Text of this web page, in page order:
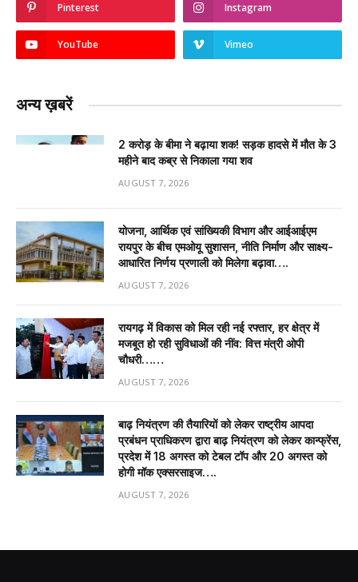
Pinterest Instagram
YouTube Vimeo
अन्य ख़बरें
2 करोड़ के बीमा ने बढ़ाया शक! सड़क हादसे में मौत के 3
महीने बाद कब्र से निकाला गया शव
AUGUST 7, 2026
योजना, आर्थिक एवं सांख्यिकी विभाग और आईआईएम
रायपुर के बीच एमओयू सुशासन, नीति निर्माण और साक्ष्य-
आधारित निर्णय प्रणाली को मिलेगा बढ़ावा….
AUGUST 7, 2026
रायगढ़ में विकास को मिल रही नई रफ्तार, हर क्षेत्र में
मजबूत हो रही सुविधाओं की नींव: वित्त मंत्री ओपी
चौधरी……
AUGUST 7, 2026
बाढ़ नियंत्रण की तैयारियों को लेकर राष्ट्रीय आपदा
प्रबंधन प्राधिकरण द्वारा बाढ़ नियंत्रण को लेकर कान्फ्रेंस,
प्रदेश में 18 अगस्त को टेबल टॉप और 20 अगस्त को
होगी मॉक एक्सरसाइज….
AUGUST 7, 2026